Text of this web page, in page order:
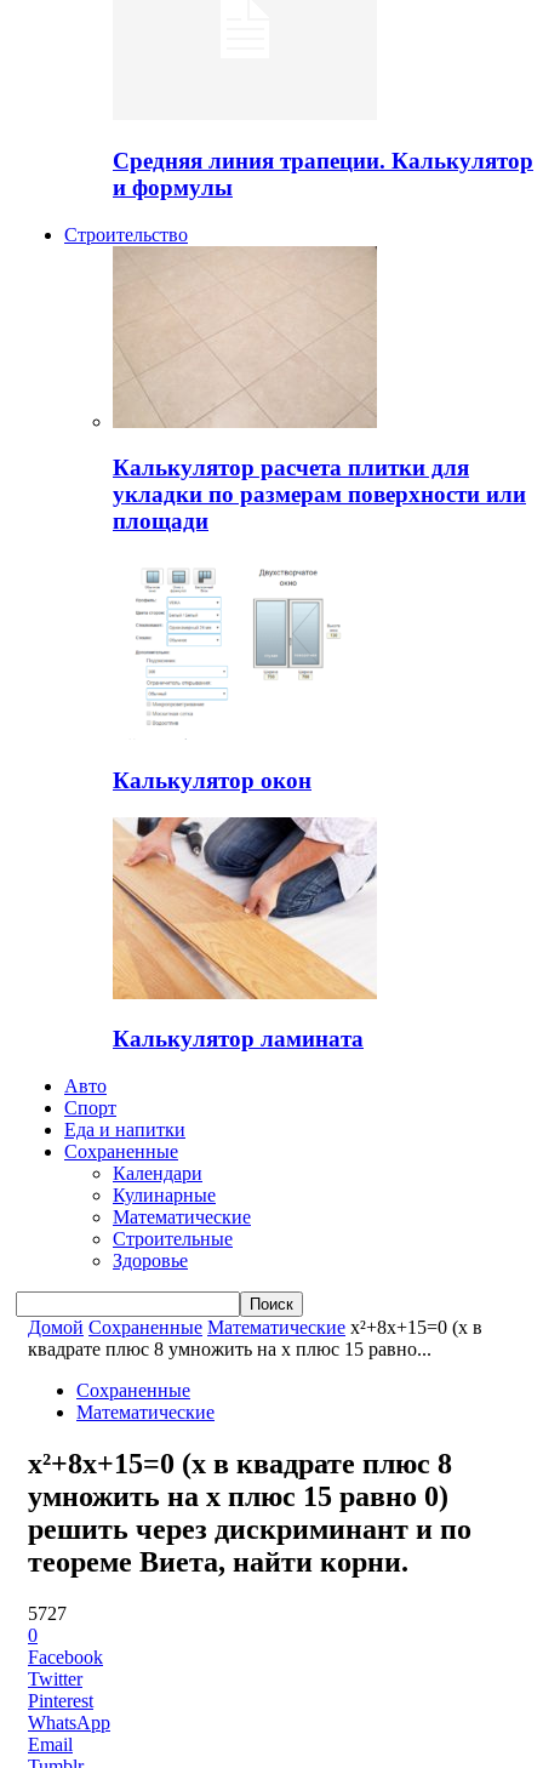
Средняя линия трапеции. Калькулятор
и формулы
Строительство
Калькулятор расчета плитки для
укладки по размерам поверхности или
площади
Калькулятор окон
Калькулятор ламината
Авто
Спорт
Еда и напитки
Сохраненные
Календари
Кулинарные
Математические
Строительные
Здоровье
Домой Сохраненные Математические x²+8x+15=0 (x в
квадрате плюс 8 умножить на x плюс 15 равно...
Сохраненные
Математические
x²+8x+15=0 (x в квадрате плюс 8
умножить на x плюс 15 равно 0)
решить через дискриминант и по
теореме Виета, найти корни.
5727
0
Facebook
Twitter
Pinterest
WhatsApp
Email